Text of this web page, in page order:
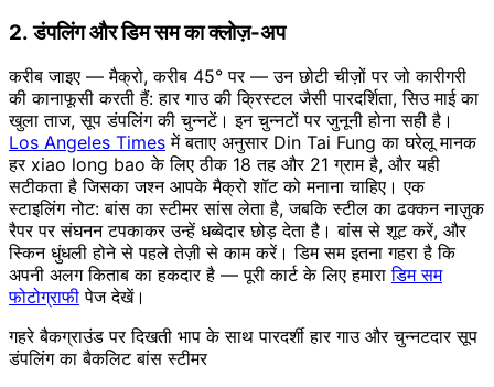
2. डंपलिंग और डिम सम का क्लोज़-अप
करीब जाइए — मैक्रो, करीब 45° पर — उन छोटी चीज़ों पर जो कारीगरी
की कानाफूसी करती हैं: हार गाउ की क्रिस्टल जैसी पारदर्शिता, सिउ माई का
खुला ताज, सूप डंपलिंग की चुन्नटें। इन चुन्नटों पर जुनूनी होना सही है।
Los Angeles Times में बताए अनुसार Din Tai Fung का घरेलू मानक
हर xiao long bao के लिए ठीक 18 तह और 21 ग्राम है, और यही
सटीकता है जिसका जश्न आपके मैक्रो शॉट को मनाना चाहिए। एक
स्टाइलिंग नोट: बांस का स्टीमर सांस लेता है, जबकि स्टील का ढक्कन नाज़ुक
रैपर पर संघनन टपकाकर उन्हें धब्बेदार छोड़ देता है। बांस से शूट करें, और
स्किन धुंधली होने से पहले तेज़ी से काम करें। डिम सम इतना गहरा है कि
अपनी अलग किताब का हकदार है — पूरी कार्ट के लिए हमाराडिम सम
फोटोग्राफी पेज देखें।
गहरे बैकग्राउंड पर दिखती भाप के साथ पारदर्शी हार गाउ और चुन्नटदार सूप
डंपलिंग का बैकलिट बांस स्टीमर